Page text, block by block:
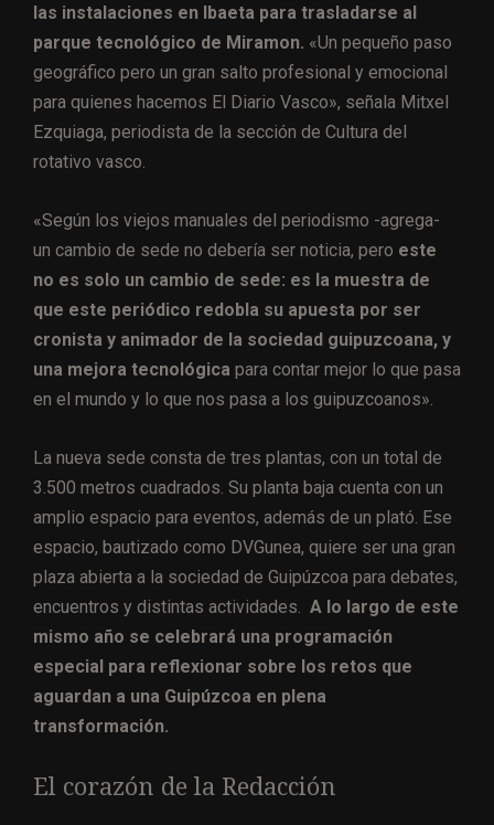
las instalaciones en Ibaeta para trasladarse al
parque tecnológico de Miramon. «Un pequeño paso
geográfico pero un gran salto profesional y emocional
para quienes hacemos El Diario Vasco», señala Mitxel
Ezquiaga, periodista de la sección de Cultura del
rotativo vasco.
«Según los viejos manuales del periodismo -agrega-
un cambio de sede no debería ser noticia, pero este
no es solo un cambio de sede: es la muestra de
que este periódico redobla su apuesta por ser
cronista y animador de la sociedad guipuzcoana, y
una mejora tecnológica para contar mejor lo que pasa
en el mundo y lo que nos pasa a los guipuzcoanos».
La nueva sede consta de tres plantas, con un total de
3.500 metros cuadrados. Su planta baja cuenta con un
amplio espacio para eventos, además de un plató. Ese
espacio, bautizado como DVGunea, quiere ser una gran
plaza abierta a la sociedad de Guipúzcoa para debates,
encuentros y distintas actividades. A lo largo de este
mismo año se celebrará una programación
especial para reflexionar sobre los retos que
aguardan a una Guipúzcoa en plena
transformación.
El corazón de la Redacción